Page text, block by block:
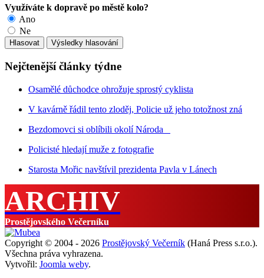
Využíváte k dopravě po městě kolo?
Ano
Ne
Nejčtenější články týdne
Osamělé důchodce ohrožuje sprostý cyklista
V kavárně řádil tento zloděj, Policie už jeho totožnost zná
Bezdomovci si oblíbili okolí Národa
Policisté hledají muže z fotografie
Starosta Mořic navštívil prezidenta Pavla v Lánech
ARCHIV
Prostějovského Večerníku
Copyright © 2004 - 2026 Prostějovský Večerník (Haná Press s.r.o.).
Všechna práva vyhrazena.
Vytvořil: Joomla weby.